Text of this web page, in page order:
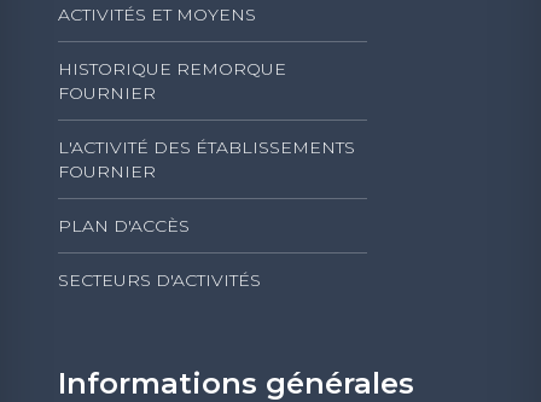
ACTIVITÉS ET MOYENS
HISTORIQUE REMORQUE
FOURNIER
L'ACTIVITÉ DES ÉTABLISSEMENTS
FOURNIER
PLAN D'ACCÈS
SECTEURS D'ACTIVITÉS
Informations générales